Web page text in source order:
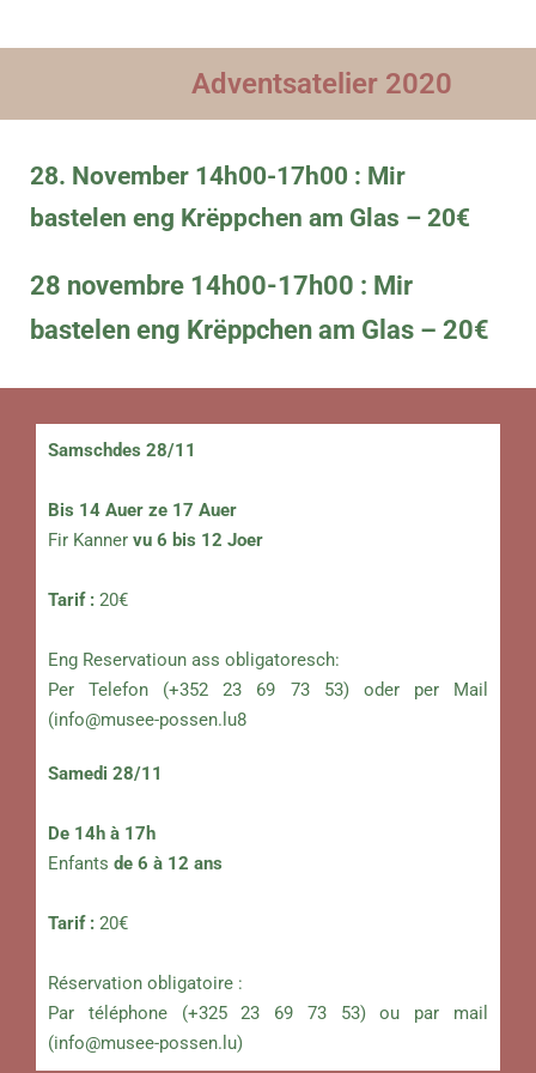
Adventsatelier 2020
28. November 14h00-17h00 : Mir
bastelen eng Krëppchen am Glas – 20€
28 novembre 14h00-17h00 : Mir
bastelen eng Krëppchen am Glas – 20€
Samschdes 28/11
Bis 14 Auer ze 17 Auer
Fir Kanner vu 6 bis 12 Joer
Tarif : 20€
Eng Reservatioun ass obligatoresch:
Per Telefon (+352 23 69 73 53) oder per Mail
(info@musee-possen.lu8
Samedi 28/11
De 14h à 17h
Enfants de 6 à 12 ans
Tarif : 20€
Réservation obligatoire :
Par téléphone (+325 23 69 73 53) ou par mail
(info@musee-possen.lu)